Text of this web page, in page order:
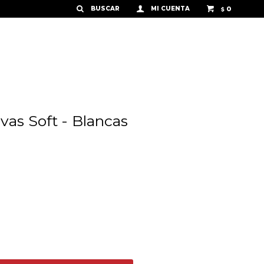
$ 0
Soft - Blancas